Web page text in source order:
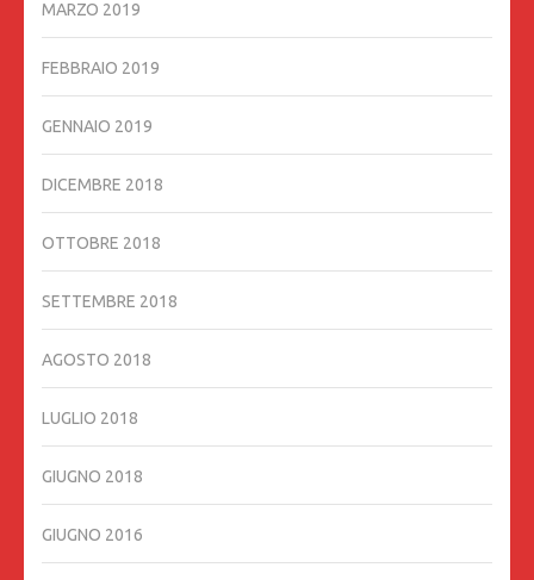
MARZO 2019
FEBBRAIO 2019
GENNAIO 2019
DICEMBRE 2018
OTTOBRE 2018
SETTEMBRE 2018
AGOSTO 2018
LUGLIO 2018
GIUGNO 2018
GIUGNO 2016